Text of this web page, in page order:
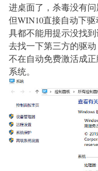
进桌面了，杀毒没有
但WIN10直接自动下
具都不能用提示没找
去找一下第三方的驱
不在自动免费激活成
系统。